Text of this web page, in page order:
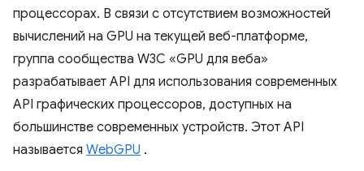
процессорах. В связи с отсутствием возможностей
вычислений на GPU на текущей веб-платформе,
группа сообщества W3C «GPU для веба»
разрабатывает API для использования современных
API графических процессоров, доступных на
большинстве современных устройств. Этот API
называется WebGPU .